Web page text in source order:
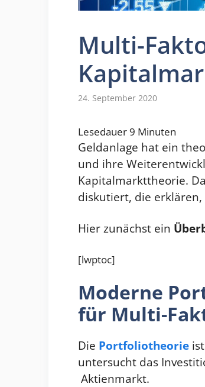
Multi-
24. September 2020
Lesedauer9 Minuten
Geldanlage hat ein
und ihre
Kapitalmarkttheorie.
diskutiert, die erklären,
Hier zunächst ein
[lwptoc]
Moderne
für Multi-
Die Portfoliotheorie
untersucht das
Aktienmarkt.